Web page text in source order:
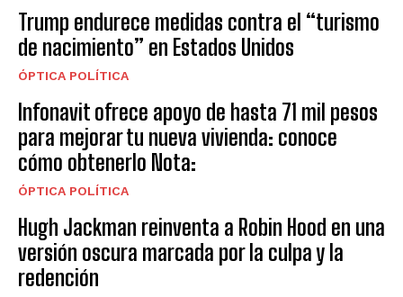
Trump endurece medidas contra el “turismo
de nacimiento” en Estados Unidos
ÓPTICA POLÍTICA
Infonavit ofrece apoyo de hasta 71 mil pesos
para mejorar tu nueva vivienda: conoce
cómo obtenerlo Nota:
ÓPTICA POLÍTICA
Hugh Jackman reinventa a Robin Hood en una
versión oscura marcada por la culpa y la
redención